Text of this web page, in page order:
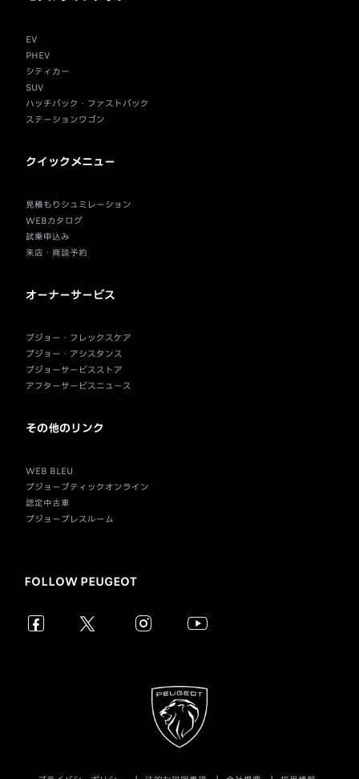
EV
PHEV
シティカー
SUV
ハッチバック・ファストバック
ステーションワゴン
クイックメニュー
見積もりシュミレーション
WEBカタログ
試乗申込み
来店・商談予約
オーナーサービス
プジョー・フレックスケア
プジョー・アシスタンス
プジョーサービスストア
アフターサービスニュース
その他のリンク
WEB BLEU
プジョーブティックオンライン
認定中古車
プジョープレスルーム
FOLLOW PEUGEOT